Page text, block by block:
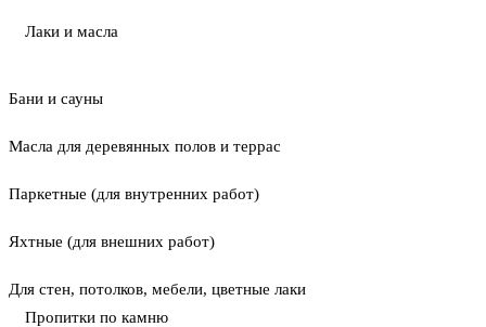
Лаки и масла
Бани и сауны
Масла для деревянных полов и террас
Паркетные (для внутренних работ)
Яхтные (для внешних работ)
Для стен, потолков, мебели, цветные лаки
Пропитки по камню